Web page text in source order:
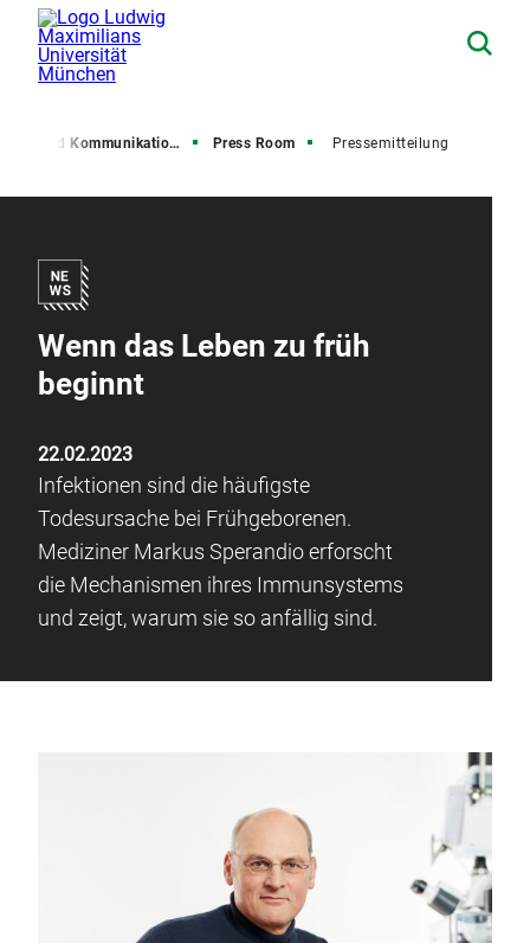
und Kommunikation (PuK) Press Room Pressemitteilung
Wenn das Leben zu früh
beginnt
22.02.2023
Infektionen sind die häufigste
Todesursache bei Frühgeborenen.
Mediziner Markus Sperandio erforscht
die Mechanismen ihres Immunsystems
und zeigt, warum sie so anfällig sind.